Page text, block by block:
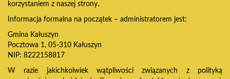
korzystaniem z naszej strony.
Informacja formalna na początek – administratorem jest:
Gmina Kałuszyn
Pocztowa 1, 05-310 Kałuszyn
NIP: 8222158817
W razie jakichkolwiek wątpliwości związanych z polityką